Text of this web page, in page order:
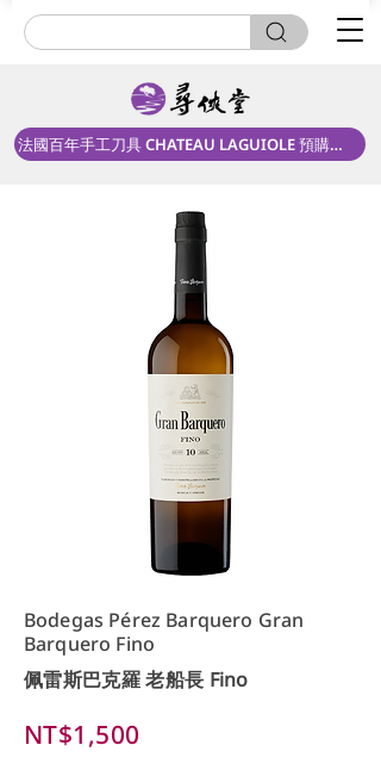
法國百年手工刀具 CHATEAU LAGUIOLE 預購中！
Bodegas Pérez Barquero Gran
Barquero Fino
佩雷斯巴克羅 老船長 Fino
NT$1,500